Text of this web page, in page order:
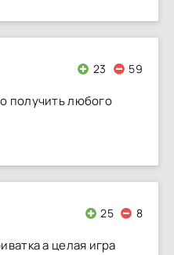
23 59
получить любого
25 8
а целая игра